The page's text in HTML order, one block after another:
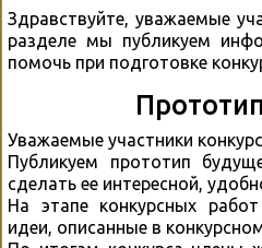
Здравствуйте, уважаемые
разделе мы публикуем
помочь при подготовке
Уважаемые участники
Публикуем прототип
сделать ее интересной,
На этапе конкурсных
идеи, описанные в